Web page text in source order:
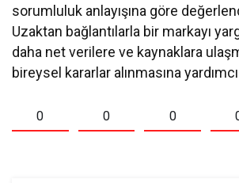
sorumluluk anlayışına göre
Uzaktan bağlantılarla bir markayı
daha net verilere ve kaynaklara
bireysel kararlar alınmasına
0 0 0